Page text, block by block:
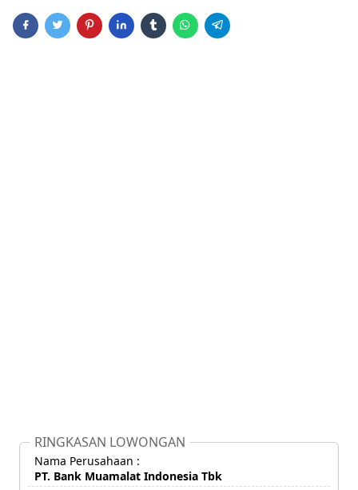
RINGKASAN LOWONGAN
Nama Perusahaan :
PT. Bank Muamalat Indonesia Tbk